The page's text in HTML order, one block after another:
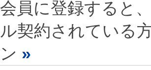
会員に登録すると
ル契約されている
ン »